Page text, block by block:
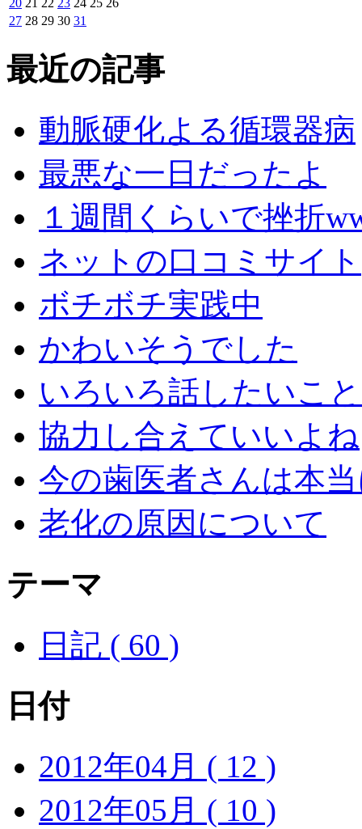
27 28 29 30 31
最近の記事
動脈硬化よる循環器病
最悪な一日だったよ
１週間くらいで挫折
ネットの口コミサイト
ボチボチ実践中
かわいそうでした
いろいろ話したいこ
協力し合えていいよね
今の歯医者さんは本
老化の原因について
テーマ
日記 ( 60 )
日付
2012年04月 ( 12 )
2012年05月 ( 10 )